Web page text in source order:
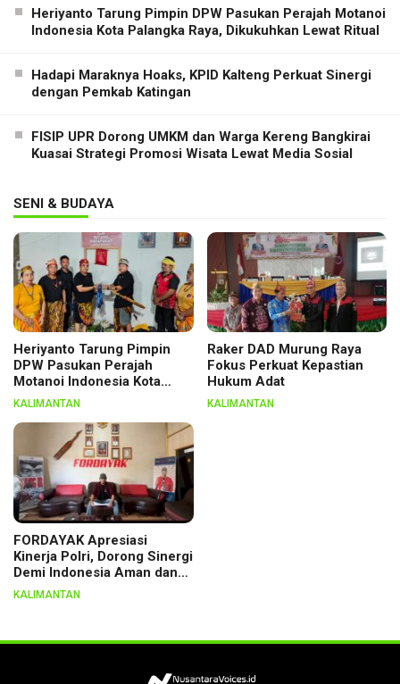
Heriyanto Tarung Pimpin DPW Pasukan Perajah Motanoi
Indonesia Kota Palangka Raya, Dikukuhkan Lewat Ritual
Hadapi Maraknya Hoaks, KPID Kalteng Perkuat Sinergi
dengan Pemkab Katingan
FISIP UPR Dorong UMKM dan Warga Kereng Bangkirai
Kuasai Strategi Promosi Wisata Lewat Media Sosial
SENI & BUDAYA
Heriyanto Tarung Pimpin
DPW Pasukan Perajah
Motanoi Indonesia Kota
Palangka Raya, Dikukuhkan
KALIMANTAN
Raker DAD Murung Raya
Fokus Perkuat Kepastian
Hukum Adat
KALIMANTAN
FORDAYAK Apresiasi
Kinerja Polri, Dorong Sinergi
Demi Indonesia Aman dan
Berkeadilan
KALIMANTAN